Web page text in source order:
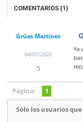
COMENTARIOS (1)
Grúas Martínez
04/07/2020
5
Ya
Página: 1
Sólo los usuarios